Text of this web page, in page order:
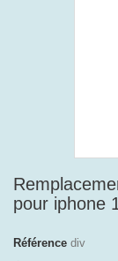
pour iphone
Référence div